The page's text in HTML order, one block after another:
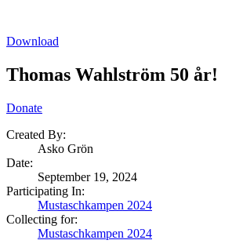
Download
Thomas Wahlström 50 år!
Donate
Created By:
Asko Grön
Date:
September 19, 2024
Participating In:
Mustaschkampen 2024
Collecting for:
Mustaschkampen 2024